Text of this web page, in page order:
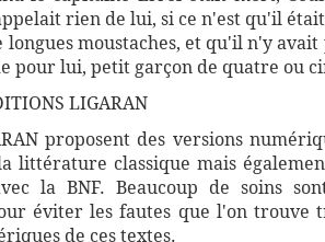
rien de lui, si ce n'est qu'il
longues moustaches, et qu'il n'y
pour lui, petit garçon de quatre ou
LIGARAN
proposent des versions
littérature classique mais
la BNF. Beaucoup de soins
éviter les fautes que l'on trouve
de ces textes.